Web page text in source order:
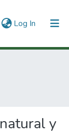
Log In (current)
y